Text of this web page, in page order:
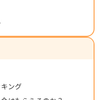
ング